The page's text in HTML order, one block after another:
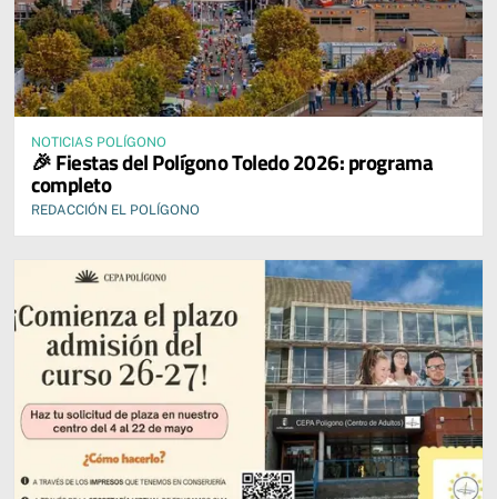
NOTICIAS POLÍGONO
🎉 Fiestas del Polígono Toledo 2026: programa
completo
REDACCIÓN EL POLÍGONO